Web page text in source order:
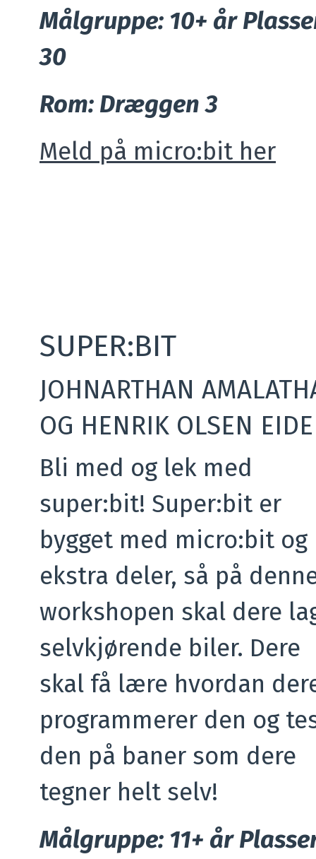
Målgruppe: 10+ år
30
Rom: Dræggen 3
Meld på micro:bit her
SUPER:BIT
JOHNARTHAN
OG HENRIK OLSEN EIDE
Bli med og lek med
super:bit! Super:bit er
bygget med micro:bit og
ekstra deler, så på
workshopen skal dere
selvkjørende biler. Dere
skal få lære hvordan
programmerer den og
den på baner som dere
tegner helt selv!
Målgruppe: 11+ år